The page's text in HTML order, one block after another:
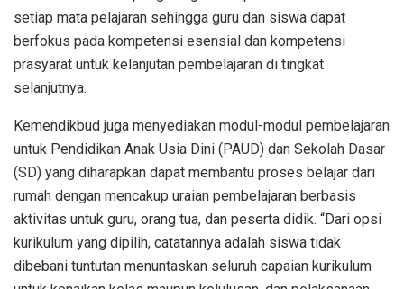
setiap mata pelajaran sehingga guru dan siswa dapat
berfokus pada kompetensi esensial dan kompetensi
prasyarat untuk kelanjutan pembelajaran di tingkat
selanjutnya.
Kemendikbud juga menyediakan modul-modul pembelajaran
untuk Pendidikan Anak Usia Dini (PAUD) dan Sekolah Dasar
(SD) yang diharapkan dapat membantu proses belajar dari
rumah dengan mencakup uraian pembelajaran berbasis
aktivitas untuk guru, orang tua, dan peserta didik. “Dari opsi
kurikulum yang dipilih, catatannya adalah siswa tidak
dibebani tuntutan menuntaskan seluruh capaian kurikulum